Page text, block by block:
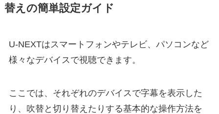
替えの簡単設定ガイド
U-NEXTはスマートフォンやテレビ、パソコンなど
様々なデバイスで視聴できます。
ここでは、それぞれのデバイスで字幕を表示した
り、吹替と切り替えたりする基本的な操作方法を